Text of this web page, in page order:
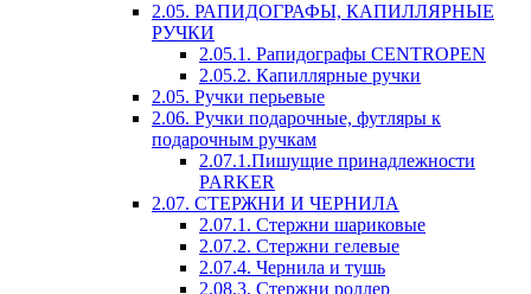
2.05. РАПИДОГРАФЫ, КАПИЛЛЯРНЫЕ
РУЧКИ
2.05.1. Рапидографы CENTROPEN
2.05.2. Капиллярные ручки
2.05. Ручки перьевые
2.06. Ручки подарочные, футляры к
подарочным ручкам
2.07.1.Пишущие принадлежности
PARKER
2.07. СТЕРЖНИ И ЧЕРНИЛА
2.07.1. Стержни шариковые
2.07.2. Стержни гелевые
2.07.4. Чернила и тушь
2.08.3. Стержни роллер